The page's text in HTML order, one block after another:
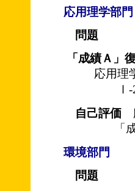
応用理学部門
問題
「成績Ａ」
応用理
Ⅰ-2、
自己評価
「成績
環境部門
問題